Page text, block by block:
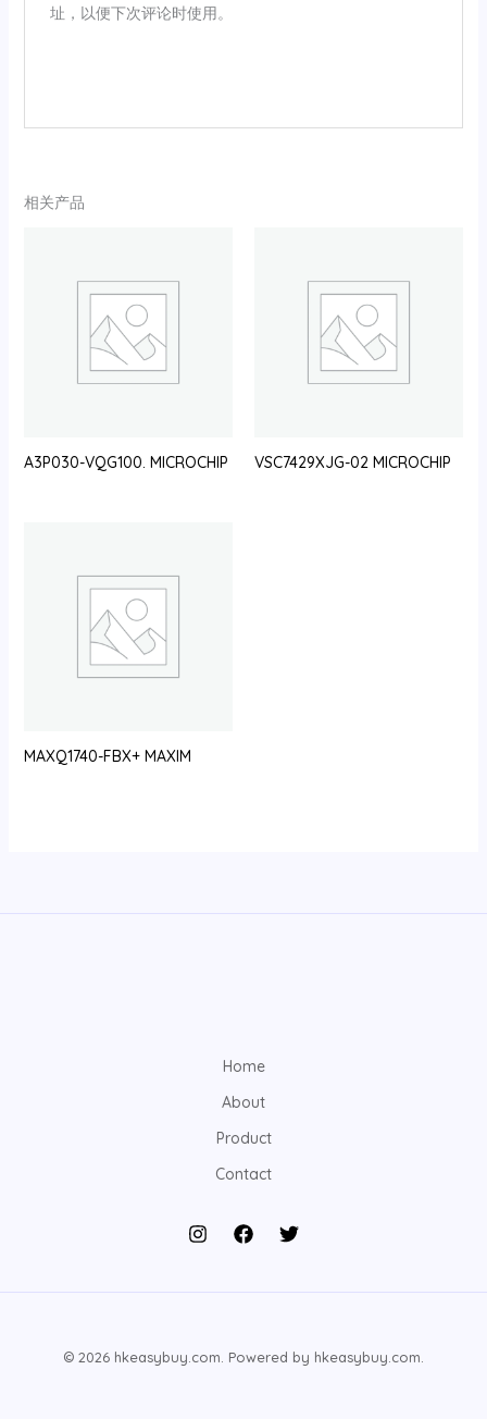
址，以便下次评论时使用。
相关产品
A3P030-VQG100. MICROCHIP VSC7429XJG-02 MICROCHIP
MAXQ1740-FBX+ MAXIM
Home
About
Product
Contact
© 2026 hkeasybuy.com. Powered by hkeasybuy.com.